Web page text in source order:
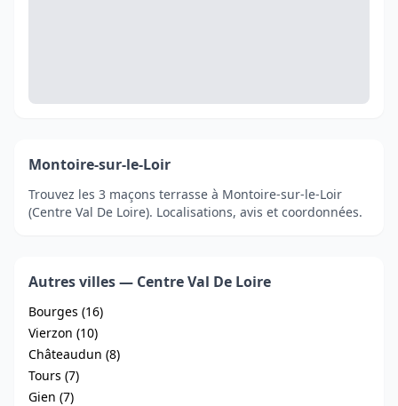
Montoire-sur-le-Loir
Trouvez les 3 maçons terrasse à Montoire-sur-le-Loir
(Centre Val De Loire). Localisations, avis et coordonnées.
Autres villes — Centre Val De Loire
Bourges (16)
Vierzon (10)
Châteaudun (8)
Tours (7)
Gien (7)